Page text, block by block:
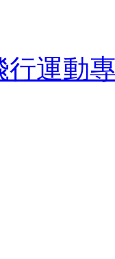
行運動